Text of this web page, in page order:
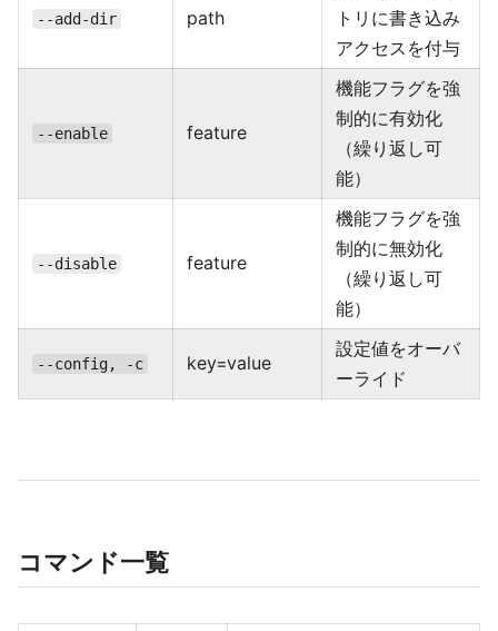
--add-dir path
トリに書き込み
アクセスを付与
--enable feature
機能フラグを強
制的に有効化
（繰り返し可
能）
--disable feature
機能フラグを強
制的に無効化
（繰り返し可
能）
--config, -c key=value
設定値をオーバ
ーライド
コマンド一覧